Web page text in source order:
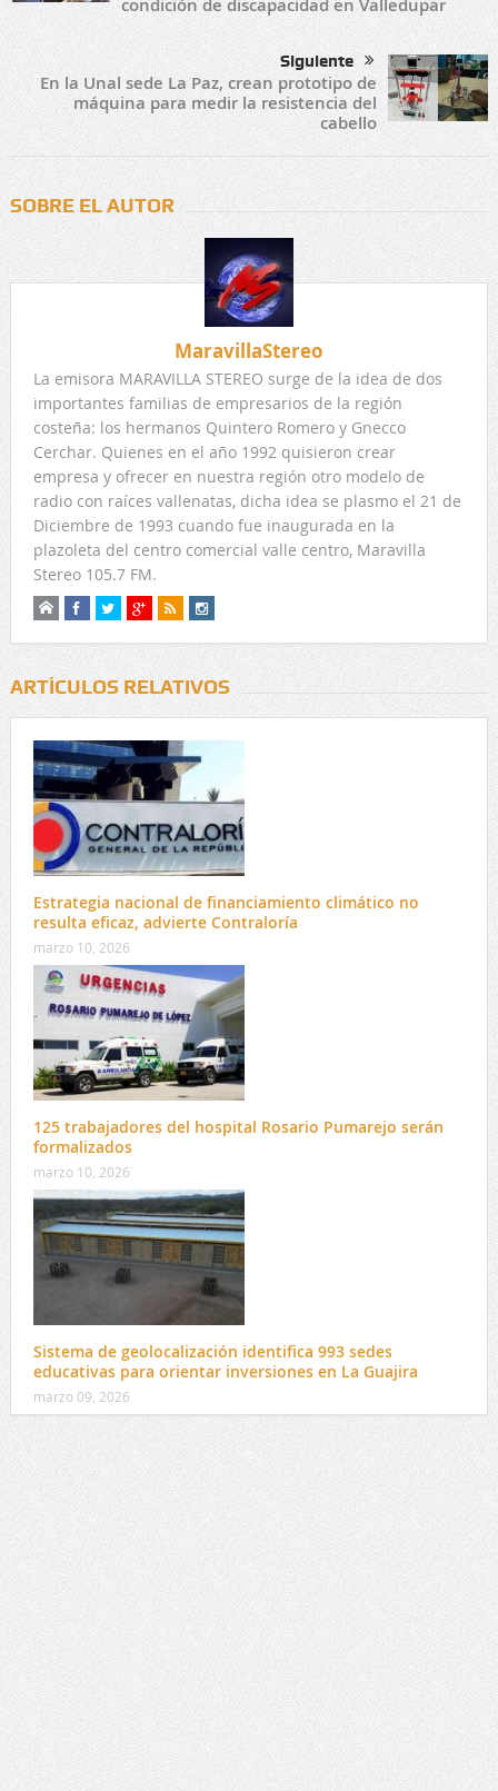
condición de discapacidad en Valledupar
Siguiente
En la Unal sede La Paz, crean prototipo de
máquina para medir la resistencia del
cabello
SOBRE EL AUTOR
MaravillaStereo
La emisora MARAVILLA STEREO surge de la idea de dos
importantes familias de empresarios de la región
costeña: los hermanos Quintero Romero y Gnecco
Cerchar. Quienes en el año 1992 quisieron crear
empresa y ofrecer en nuestra región otro modelo de
radio con raíces vallenatas, dicha idea se plasmo el 21 de
Diciembre de 1993 cuando fue inaugurada en la
plazoleta del centro comercial valle centro, Maravilla
Stereo 105.7 FM.
ARTÍCULOS RELATIVOS
Estrategia nacional de financiamiento climático no
resulta eficaz, advierte Contraloría
marzo 10, 2026
125 trabajadores del hospital Rosario Pumarejo serán
formalizados
marzo 10, 2026
Sistema de geolocalización identifica 993 sedes
educativas para orientar inversiones en La Guajira
marzo 09, 2026